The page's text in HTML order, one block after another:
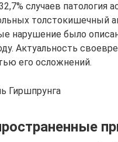
случаев патология
толстокишечный
нарушение было
Актуальность
его осложнений.
Гиршпрунга